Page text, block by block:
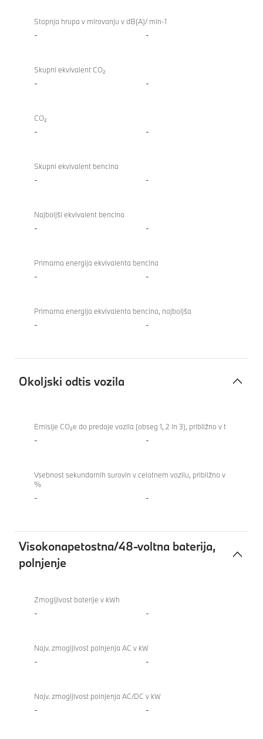
Stopnja hrupa v mirovanju v dB(A)/ min-1
- -
Skupni ekvivalent CO₂
- -
CO₂
- -
Skupni ekvivalent bencina
- -
Najboljši ekvivalent bencina
- -
Primarna energija ekvivalenta bencina
- -
Primarna energija ekvivalenta bencina, najboljša
- -
Okoljski odtis vozila
odtis
vozila
Gran
Coupé
Emisije CO₂e do predaje vozila (obseg 1, 2 in 3), približno v t
- -
Vsebnost sekundarnih surovin v celotnem vozilu, približno v
%
- -
Visokonapetostna/48-voltna baterija,
polnjenje
voltna
baterija,
Gran
Coupé
Zmogljivost baterije v kWh
- -
Najv. zmogljivost polnjenja AC v kW
- -
Najv. zmogljivost polnjenja AC/DC v kW
- -